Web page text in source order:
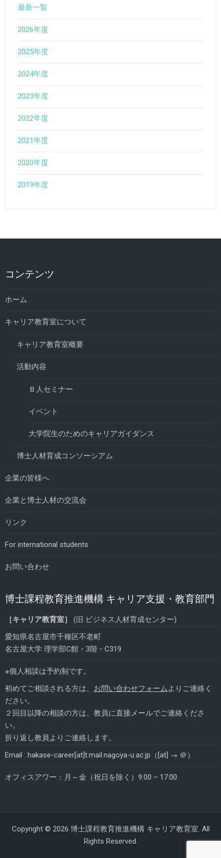
最新一覧
2026年度
2025年度
2024年度
2023年度
2022年度
2021年度
2020年度
2019年度
コンテンツ
ホーム
キャリア教育室について
キャリア教育室概要
活動内容
Ｂ人セミナー
イベント
大学院生のためのキャリアガイダンス
博士人材育成コンソーシアム
企業の皆様へ
企業と博士人材の交流会
リンク
For international students
お問い合わせ
博士課程教育推進機構 キャリア支援・教育部門
［キャリア教育室］
(旧 ビジネス人材育成センター)
愛知県名古屋市千種区不老町
名古屋大学 理学部C館・3階・C319
※個人相談は予約制です。
初めてご相談される方は、 お問い合わせフォームよりご連絡く
ださい。
２回目以降の相談の方は、教員に直接メールでご連絡くださ
い。
折り返し教員よりご連絡します。
Email : hakase-career[at]t.mail.nagoya-u.ac.jp（[at] → ＠）
オフィスアワー：月～金（祝日を除く）9:00 – 17:00
Copyright © 2026 博士課程教育推進機構 キャリア教育室. All
Rights Reserved.